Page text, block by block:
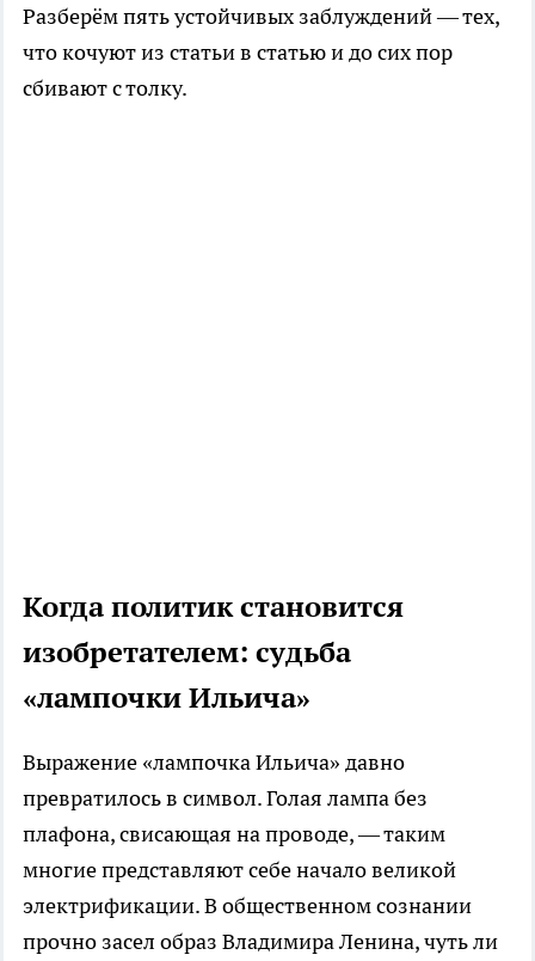
Разберём пять устойчивых заблуждений — тех,
что кочуют из статьи в статью и до сих пор
сбивают с толку.
Когда политик становится
изобретателем: судьба
«лампочки Ильича»
Выражение «лампочка Ильича» давно
превратилось в символ. Голая лампа без
плафона, свисающая на проводе, — таким
многие представляют себе начало великой
электрификации. В общественном сознании
прочно засел образ Владимира Ленина, чуть ли